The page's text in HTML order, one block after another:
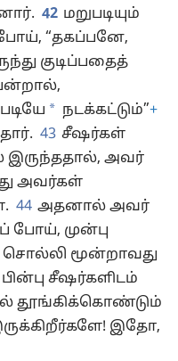
42 மறுபடியும்
“தகப்பனே,
குடிப்பதைத்
* நடக்கட்டும்”+
43 சீஷர்கள்
இருந்ததால், அவர்
அவர்கள்
44 அதனால் அவர்
போய், முன்பு
மூன்றாவது
பின்பு சீஷர்களிடம்
தூங்கிக்கொண்டும்
இதோ,